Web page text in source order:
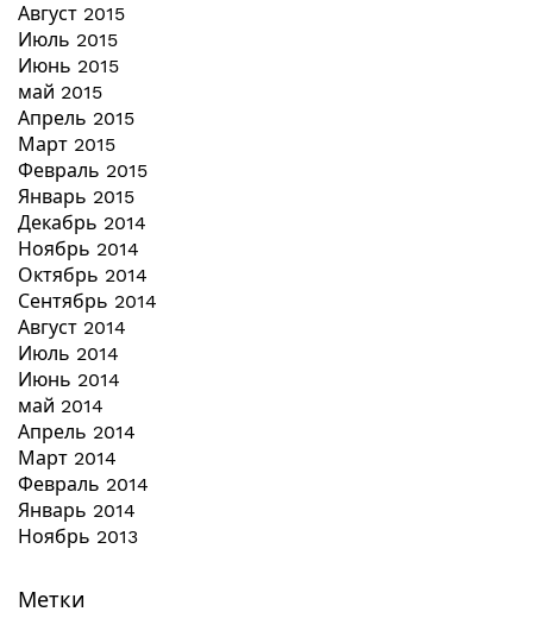
Август 2015
Июль 2015
Июнь 2015
май 2015
Апрель 2015
Март 2015
Февраль 2015
Январь 2015
Декабрь 2014
Ноябрь 2014
Октябрь 2014
Сентябрь 2014
Август 2014
Июль 2014
Июнь 2014
май 2014
Апрель 2014
Март 2014
Февраль 2014
Январь 2014
Ноябрь 2013
Метки